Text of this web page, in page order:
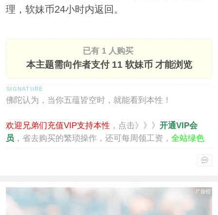
理，软妹币24小时内返回。
已有 1 人购买
本主题需向作者支付 11 软妹币 才能浏览
佛陀认为，当你五蕴皆空时，就能看到本性！
欢迎兄弟们充值VIP支持本性 ，点击》》》 开通VIP会
员 ，省去购买的繁琐操作，还可每周领工资， 全站绿色